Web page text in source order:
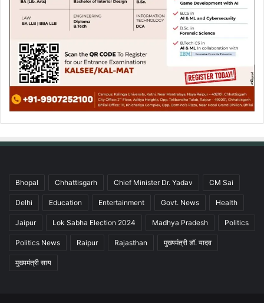
Bhopal Chhattisgarh Chief Minister Dr. Yadav CM Sai
Delhi Education Entertainment Govt. News Health
Jaipur Lok Sabha Election 2024 Madhya Pradesh Politics
Politics News Raipur Rajasthan मुख्यमंत्री डॉ. यादव
मुख्यमंत्री साय